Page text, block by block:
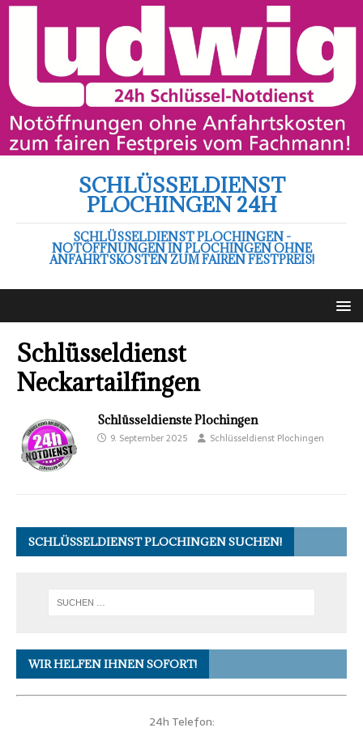
SCHLÜSSELDIENST
PLOCHINGEN 24H
SCHLÜSSELDIENST PLOCHINGEN -
NOTÖFFNUNGEN IN PLOCHINGEN OHNE
ANFAHRTSKOSTEN ZUM FAIREN FESTPREIS!
Schlüsseldienst
Neckartailfingen
Schlüsseldienste Plochingen
9. September 2025 Schlüsseldienst Plochingen
SCHLÜSSELDIENST PLOCHINGEN SUCHEN!
WIR HELFEN IHNEN SOFORT!
24h Telefon: